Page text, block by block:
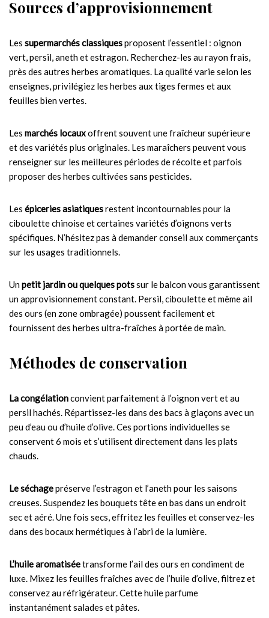
Sources d’approvisionnement
Les supermarchés classiquesproposent l’essentiel : oignon
vert, persil, aneth et estragon. Recherchez-les au rayon frais,
près des autres herbes aromatiques. La qualité varie selon les
enseignes, privilégiez les herbes aux tiges fermes et aux
feuilles bien vertes.
Les marchés locauxoffrent souvent une fraîcheur supérieure
et des variétés plus originales. Les maraîchers peuvent vous
renseigner sur les meilleures périodes de récolte et parfois
proposer des herbes cultivées sans pesticides.
Les épiceries asiatiquesrestent incontournables pour la
ciboulette chinoise et certaines variétés d’oignons verts
spécifiques. N’hésitez pas à demander conseil aux commerçants
sur les usages traditionnels.
Unpetit jardin ou quelques potssur le balcon vous garantissent
un approvisionnement constant. Persil, ciboulette et même ail
des ours (en zone ombragée) poussent facilement et
fournissent des herbes ultra-fraîches à portée de main.
Méthodes de conservation
La congélationconvient parfaitement à l’oignon vert et au
persil hachés. Répartissez-les dans des bacs à glaçons avec un
peu d’eau ou d’huile d’olive. Ces portions individuelles se
conservent 6 mois et s’utilisent directement dans les plats
chauds.
Le séchagepréserve l’estragon et l’aneth pour les saisons
creuses. Suspendez les bouquets tête en bas dans un endroit
sec et aéré. Une fois secs, effritez les feuilles et conservez-les
dans des bocaux hermétiques à l’abri de la lumière.
L’huile aromatiséetransforme l’ail des ours en condiment de
luxe. Mixez les feuilles fraîches avec de l’huile d’olive, filtrez et
conservez au réfrigérateur. Cette huile parfume
instantanément salades et pâtes.